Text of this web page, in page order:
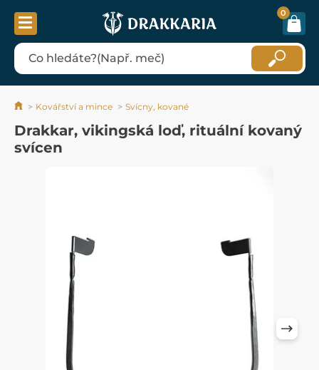
0
Kovářství a mince Svícny, kované
Drakkar, vikingská loď, rituální kovaný
svícen